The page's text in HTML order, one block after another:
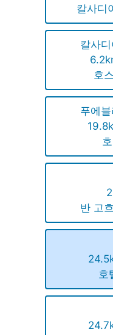
칼사디
칼사
호
푸에
반 고
호